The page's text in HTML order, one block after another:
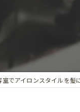
トリートメン
室でアイロンスタイルを髪